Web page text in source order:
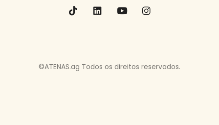
©ATENAS.ag Todos os direitos reservados.